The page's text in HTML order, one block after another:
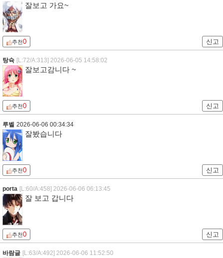
잘보고 가요~
추천0 신고
탕슉 [L:72/A:313] 2026-06-05 14:58:02
잘보고감니다 ~
추천0 신고
루벨 2026-06-06 00:34:34
잘봤습니다
추천0 신고
porta [L:60/A:458] 2026-06-06 06:13:45
잘 보고 갑니다
추천0 신고
바람글 [L:63/A:492] 2026-06-06 11:52:50